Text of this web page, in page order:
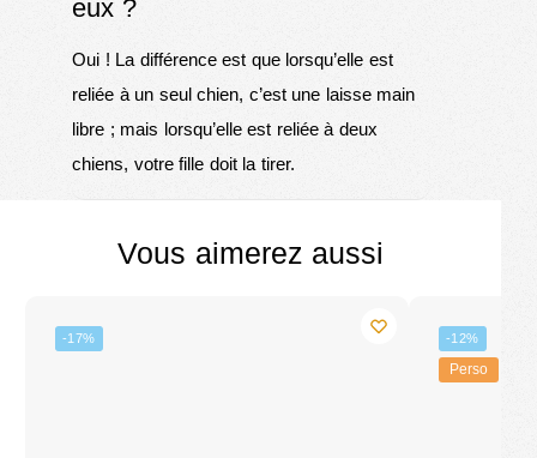
eux ?
Oui ! La différence est que lorsqu’elle est
reliée à un seul chien, c’est une laisse main
libre ; mais lorsqu’elle est reliée à deux
chiens, votre fille doit la tirer.
Vous aimerez aussi
-17% -12%
Perso